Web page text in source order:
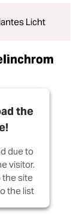
Licht
the
due to
visitor.
the site
the list